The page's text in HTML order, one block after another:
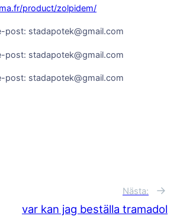
product/zolpidem/
post: stadapotek@gmail.com
post: stadapotek@gmail.com
post: stadapotek@gmail.com
Nästa:
var kan jag beställa tramadol
→